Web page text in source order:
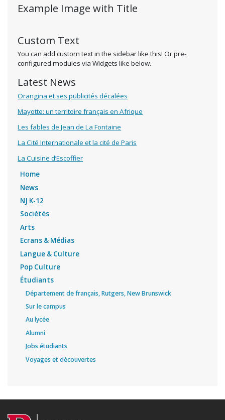
Example Image with Title
Custom Text
You can add custom text in the sidebar like this! Or pre-
configured modules via Widgets like below.
Latest News
Orangina et ses publicités décalées
Mayotte: un territoire français en Afrique
Les fables de Jean de La Fontaine
La Cité Internationale et la cité de Paris
La Cuisine d’Escoffier
Home
News
NJ K-12
Sociétés
Arts
Ecrans & Médias
Langue & Culture
Pop Culture
Étudiants
Département de français, Rutgers, New Brunswick
Sur le campus
Au lycée
Alumni
Jobs étudiants
Voyages et découvertes